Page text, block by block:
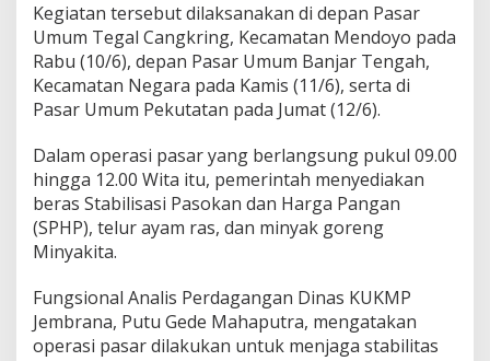
Kegiatan tersebut dilaksanakan di depan Pasar
Umum Tegal Cangkring, Kecamatan Mendoyo pada
Rabu (10/6), depan Pasar Umum Banjar Tengah,
Kecamatan Negara pada Kamis (11/6), serta di
Pasar Umum Pekutatan pada Jumat (12/6).
Dalam operasi pasar yang berlangsung pukul 09.00
hingga 12.00 Wita itu, pemerintah menyediakan
beras Stabilisasi Pasokan dan Harga Pangan
(SPHP), telur ayam ras, dan minyak goreng
Minyakita.
Fungsional Analis Perdagangan Dinas KUKMP
Jembrana, Putu Gede Mahaputra, mengatakan
operasi pasar dilakukan untuk menjaga stabilitas